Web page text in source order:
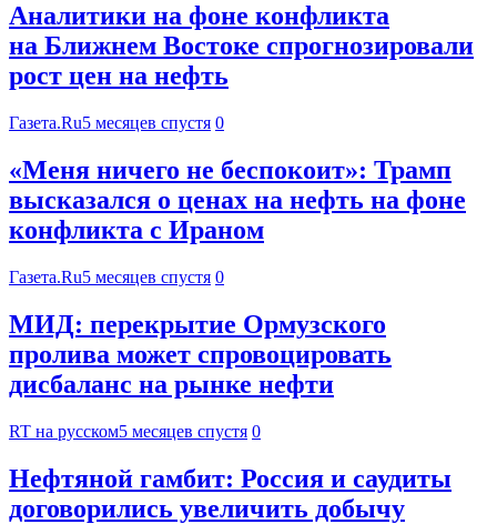
Аналитики на фоне конфликта
на Ближнем Востоке спрогнозировали
рост цен на нефть
Газета.Ru5 месяцев спустя 0
«Меня ничего не беспокоит»: Трамп
высказался о ценах на нефть на фоне
конфликта с Ираном
Газета.Ru5 месяцев спустя 0
МИД: перекрытие Ормузского
пролива может спровоцировать
дисбаланс на рынке нефти
RT на русском5 месяцев спустя 0
Нефтяной гамбит: Россия и саудиты
договорились увеличить добычу